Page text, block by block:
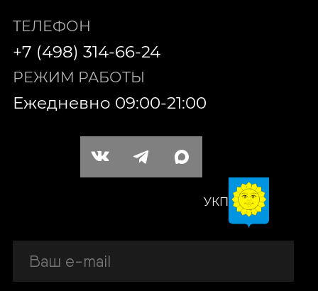
ТЕЛЕФОН
+7 (498) 314-66-24
РЕЖИМ РАБОТЫ
Ежедневно 09:00-21:00
УКП